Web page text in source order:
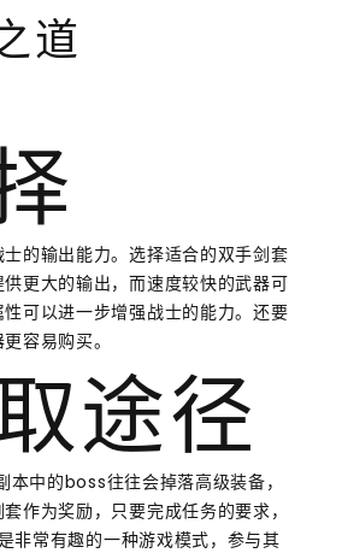
道
的输出能力。选择适合的双手剑套
更大的输出，而速度较快的武器可
可以进一步增强战士的能力。还要
容易购买。
途径
中的boss往往会掉落高级装备，
作为奖励，只要完成任务的要求，
非常有趣的一种游戏模式，参与其